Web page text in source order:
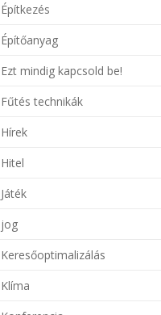
Építkezés
Építőanyag
Ezt mindig kapcsold be!
Fűtés technikák
Hírek
Hitel
Játék
jog
Keresőoptimalizálás
Klíma